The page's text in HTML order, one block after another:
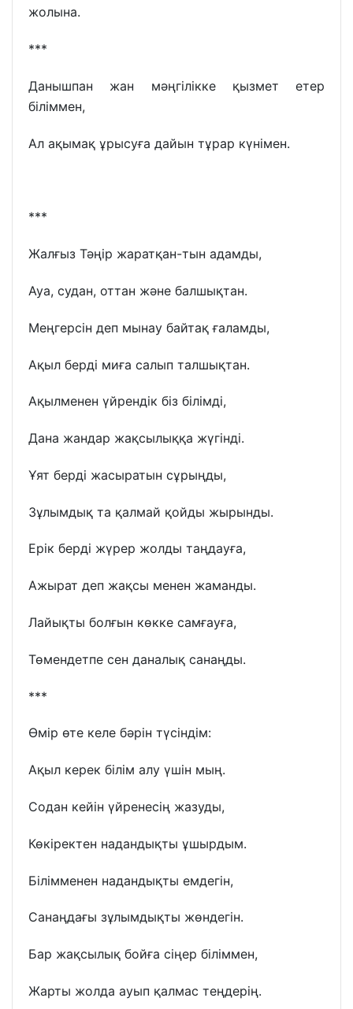
жолына.
***
Данышпан жан мәңгілікке қызмет етер
біліммен,
Ал ақымақ ұрысуға дайын тұрар күнімен.
***
Жалғыз Тәңір жаратқан-тын адамды,
Ауа, судан, оттан және балшықтан.
Меңгерсін деп мынау байтақ ғаламды,
Ақыл берді миға салып талшықтан.
Ақылменен үйрендік біз білімді,
Дана жандар жақсылыққа жүгінді.
Ұят берді жасыратын сұрыңды,
Зұлымдық та қалмай қойды жырынды.
Ерік берді жүрер жолды таңдауға,
Ажырат деп жақсы менен жаманды.
Лайықты болғын көкке самғауға,
Төмендетпе сен даналық санаңды.
***
Өмір өте келе бәрін түсіндім:
Ақыл керек білім алу үшін мың.
Содан кейін үйренесің жазуды,
Көкіректен надандықты ұшырдым.
Білімменен надандықты емдегін,
Санаңдағы зұлымдықты жөндегін.
Бар жақсылық бойға сіңер біліммен,
Жарты жолда ауып қалмас теңдерің.